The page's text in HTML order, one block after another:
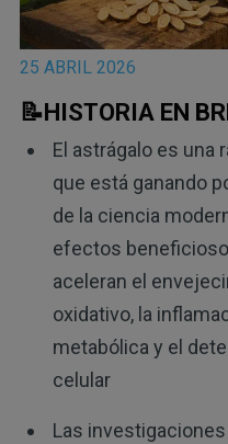
25 ABRIL 2026
📝HISTORIA EN
El astrágalo es una
que está ganando
de la ciencia
efectos
aceleran el
oxidativo, la
metabólica y el
celular
Las